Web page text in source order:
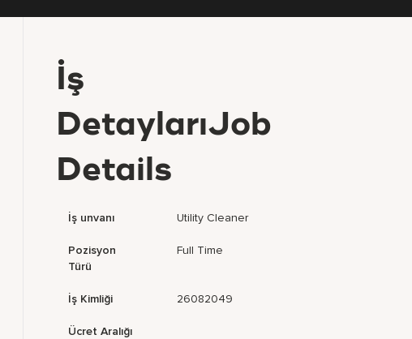
İş
DetaylarıJob
Details
İş unvanı Utility Cleaner
Pozisyon
Türü
Full Time
İş Kimliği 26082049
Ücret Aralığı